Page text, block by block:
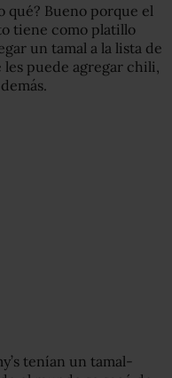
qué? Bueno porque el
tiene como platillo
un tamal a la lista de
puede agregar chili,
tenían un tamal-